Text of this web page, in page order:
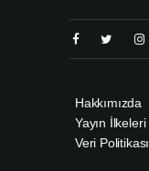
Hakkımızda
Yayın İlkeleri
Veri Politikası